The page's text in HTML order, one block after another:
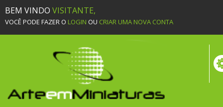
BEM VINDO VISITANTE,
VOCÊ PODE FAZER O LOGIN OU CRIAR UMA NOVA CONTA